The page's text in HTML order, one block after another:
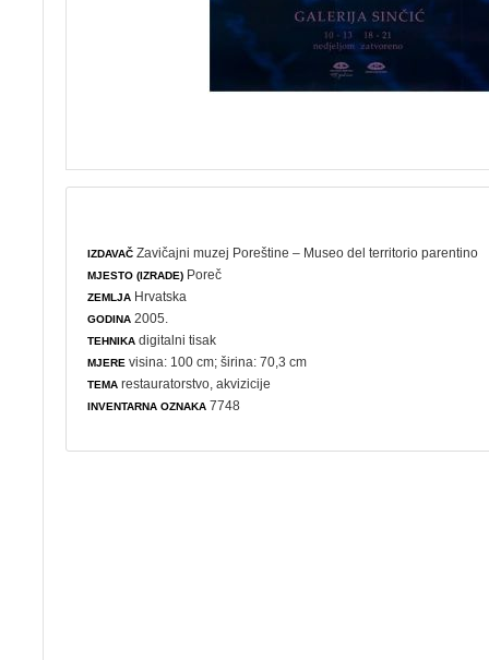
IZDAVAČ Zavičajni muzej Poreštine – Museo del territorio parentino
MJESTO (IZRADE) Poreč
ZEMLJA Hrvatska
GODINA 2005.
TEHNIKA digitalni tisak
MJERE visina: 100 cm; širina: 70,3 cm
TEMA restauratorstvo ,akvizicije
INVENTARNA OZNAKA 7748